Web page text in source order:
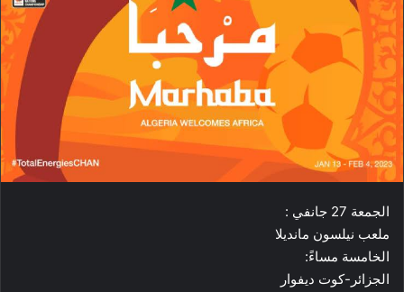
الجمعة 27 جانفي :
ملعب نيلسون مانديلا
الخامسة مساءً:
الجزائر-كوت ديفوار